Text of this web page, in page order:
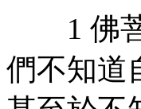
1 佛菩
們不知道